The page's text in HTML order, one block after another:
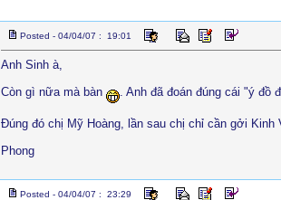
Posted - 04/04/07 : 19:01
Anh Sinh à,
Còn gì nữa mà bàn
. Anh đã đoán đúng cái "ý đồ
Đúng đó chị Mỹ Hoàng, lần sau chị chỉ cần gởi Kinh
Phong
Posted - 04/04/07 : 23:29